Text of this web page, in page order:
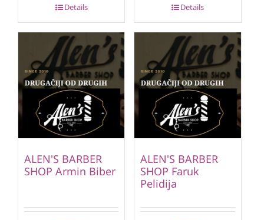
Details Details
ALEN'S BARBER
SHOP Armin Biber
ALEN'S BARBER
SHOP Faruk
Pelidija